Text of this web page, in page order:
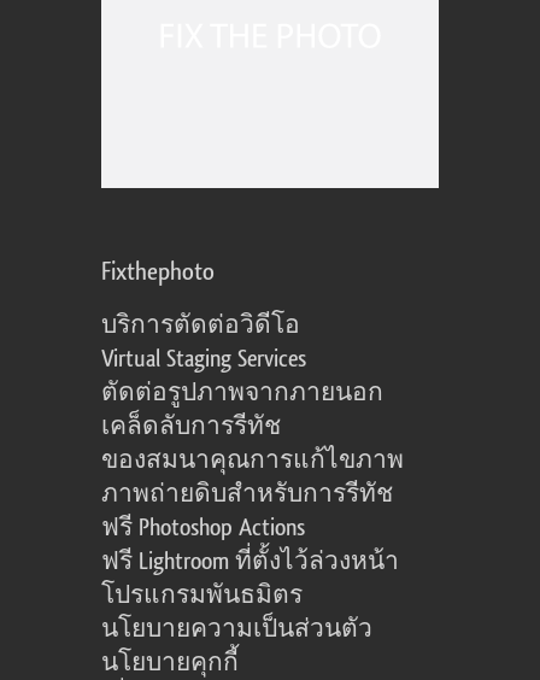
Fixthephoto
บริการตัดต่อวิดีโอ
Virtual Staging Services
ตัดต่อรูปภาพจากภายนอก
เคล็ดลับการรีทัช
ของสมนาคุณการแก้ไขภาพ
ภาพถ่ายดิบสำหรับการรีทัช
ฟรี Photoshop Actions
ฟรี Lightroom ที่ตั้งไว้ล่วงหน้า
โปรแกรมพันธมิตร
นโยบายความเป็นส่วนตัว
นโยบายคุกกี้